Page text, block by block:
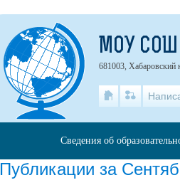
Публикации за
МОУ
681003,
Сведения об